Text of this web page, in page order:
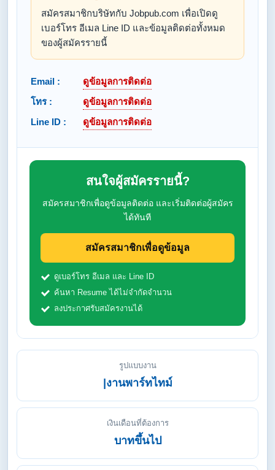
สมัครสมาชิกบริษัทกับ Jobpub.com เพื่อเปิดดู
เบอร์โทร อีเมล Line ID และข้อมูลติดต่อทั้งหมด
ของผู้สมัครรายนี้
Email :
ดูข้อมูลการติดต่อ
โทร :
ดูข้อมูลการติดต่อ
Line ID :
ดูข้อมูลการติดต่อ
สนใจผู้สมัครรายนี้?
สมัครสมาชิกเพื่อดูข้อมูลติดต่อ และเริ่มติดต่อผู้สมัคร
ได้ทันที
สมัครสมาชิกเพื่อดูข้อมูล
ดูเบอร์โทร อีเมล และ Line ID
ค้นหา Resume ได้ไม่จำกัดจำนวน
ลงประกาศรับสมัครงานได้
รูปแบบงาน
|งานพาร์ทไทม์
เงินเดือนที่ต้องการ
บาทขึ้นไป